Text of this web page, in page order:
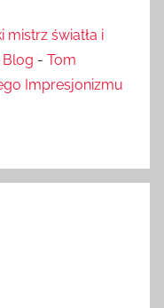
mistrz światła i
Blog - Tom
Impresjonizmu